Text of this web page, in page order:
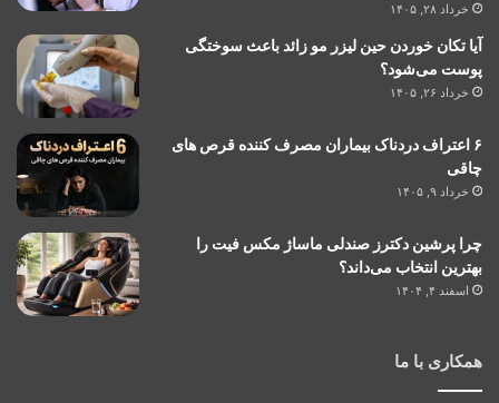
خرداد ۲۸, ۱۴۰۵
آیا تکان خوردن حین لیزر مو زائد باعث سوختگی
پوست می‌شود؟
خرداد ۲۶, ۱۴۰۵
۶ اعتراف دردناک بیماران مصرف کننده قرص های
چاقی
خرداد ۹, ۱۴۰۵
چرا پرشین دکترز صندلی ماساژ مکس فیت را
بهترین انتخاب می‌داند؟
اسفند ۴, ۱۴۰۴
همکاری با ما